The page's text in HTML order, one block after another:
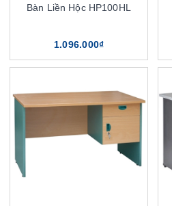
Bàn Liền Hộc HP100HL
1.096.000₫